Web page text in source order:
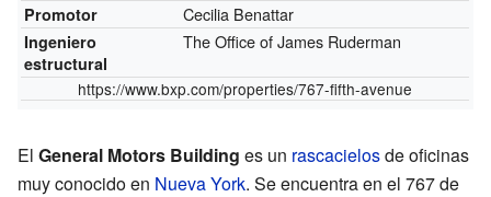
Promotor Cecilia Benattar
Ingeniero
estructural
The Office of James Ruderman
https://www.bxp.com/properties/767-fifth-avenue
El General Motors Building es un rascacielosde oficinas
muy conocido en Nueva York. Se encuentra en el 767 de